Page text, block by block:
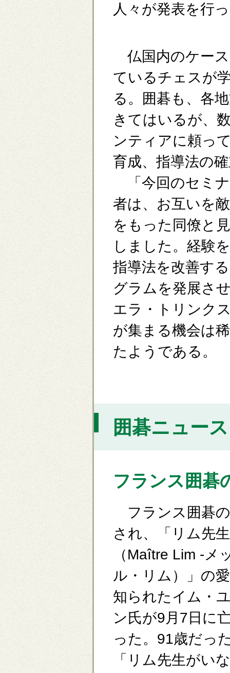
人々が発表を行
仏国内のケー
ているチェスが
る。囲碁も、各
きてはいるが、
ンティアに頼っ
育成、指導法の
「今回のセミ
者は、お互いを
をもった同僚と
しました。経験
指導法を改善す
グラムを発展さ
エラ・トリンク
が集まる機会は
たようである。
囲碁ニュー
フランス囲碁
フランス囲碁
され、「リム先生
（Maître Lim -メ
ル・リム）」の
知られたイム・
ン氏が9月7日に
った。91歳だっ
「リム先生がい